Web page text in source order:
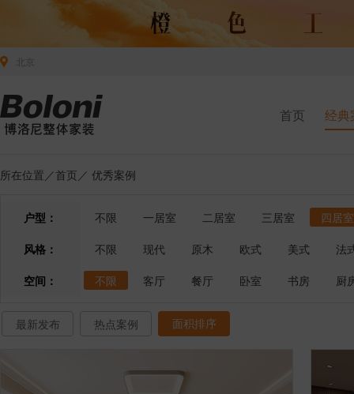
首页 经典
所在位置／首页 ／ 优秀案例
户型： 不限 一居室 二居室 三居室
四居室
风格：
不限 现代 原木 欧式 美式
法
空间：
不限 客厅 餐厅 卧室 书房 厨
最新发布 热点案例 面积排序